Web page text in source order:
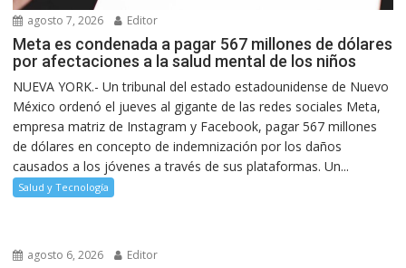
agosto 7, 2026 Editor
Meta es condenada a pagar 567 millones de dólares
por afectaciones a la salud mental de los niños
NUEVA YORK.- Un tribunal del estado estadounidense de Nuevo
México ordenó el jueves al gigante de las redes sociales Meta,
empresa matriz de Instagram y Facebook, pagar 567 millones
de dólares en concepto de indemnización por los daños
causados a los jóvenes a través de sus plataformas. Un...
Salud y Tecnología
agosto 6, 2026 Editor